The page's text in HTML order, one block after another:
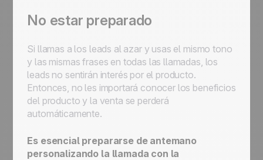
No estar preparado
Si llamas a los leads al azar y usas el mismo tono
y las mismas frases en todas las llamadas, los
leads no sentirán interés por el producto.
Entonces, no les importará conocer los beneficios
del producto y la venta se perderá
automáticamente.
Es esencial prepararse de antemano
personalizando la llamada con la